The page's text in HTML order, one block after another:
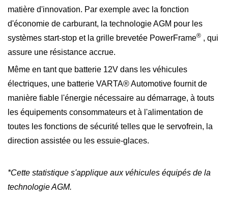
matière d'innovation. Par exemple avec la fonction
d'économie de carburant, la technologie AGM pour les
systèmes start-stop et la grille brevetée PowerFrame® , qui
assure une résistance accrue.
Même en tant que batterie 12V dans les véhicules
électriques, une batterie VARTA® Automotive fournit de
manière fiable l'énergie nécessaire au démarrage, à touts
les équipements consommateurs et à l'alimentation de
toutes les fonctions de sécurité telles que le servofrein, la
direction assistée ou les essuie-glaces.
*Cette statistique s'applique aux véhicules équipés de la
technologie AGM.